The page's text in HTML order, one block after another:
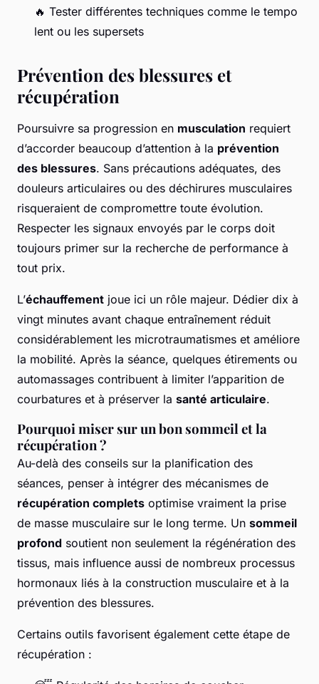
🔥 Tester différentes techniques comme le tempo
lent ou les supersets
Prévention des blessures et
récupération
Poursuivre sa progression en musculation requiert
d’accorder beaucoup d’attention à la prévention
des blessures. Sans précautions adéquates, des
douleurs articulaires ou des déchirures musculaires
risqueraient de compromettre toute évolution.
Respecter les signaux envoyés par le corps doit
toujours primer sur la recherche de performance à
tout prix.
L’échauffement joue ici un rôle majeur. Dédier dix à
vingt minutes avant chaque entraînement réduit
considérablement les microtraumatismes et améliore
la mobilité. Après la séance, quelques étirements ou
automassages contribuent à limiter l’apparition de
courbatures et à préserver la santé articulaire.
Pourquoi miser sur un bon sommeil et la
récupération ?
Au-delà des conseils sur la planification des
séances, penser à intégrer des mécanismes de
récupération complets optimise vraiment la prise
de masse musculaire sur le long terme. Un sommeil
profond soutient non seulement la régénération des
tissus, mais influence aussi de nombreux processus
hormonaux liés à la construction musculaire et à la
prévention des blessures.
Certains outils favorisent également cette étape de
récupération :